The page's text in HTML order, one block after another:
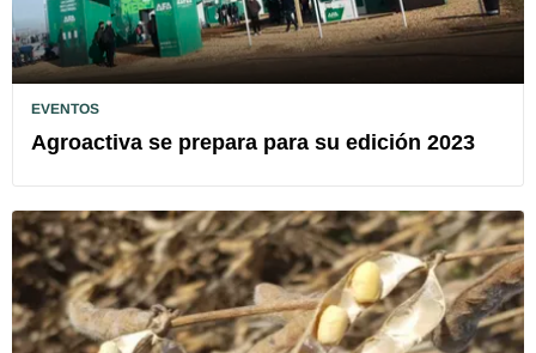
EVENTOS
Agroactiva se prepara para su edición 2023